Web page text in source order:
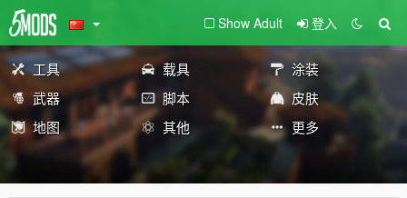
Show Adult 登入
工具 载具
涂装
武器
脚本
皮肤
地图
其他 更多